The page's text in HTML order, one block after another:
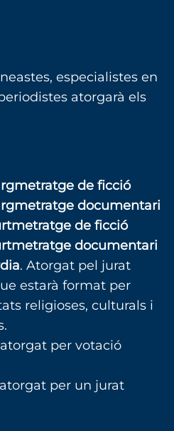
especialistes en
atorgarà els
de ficció
documentari
de ficció
documentari
. Atorgat pel jurat
estarà format per
religioses, culturals i
per votació
per un jurat